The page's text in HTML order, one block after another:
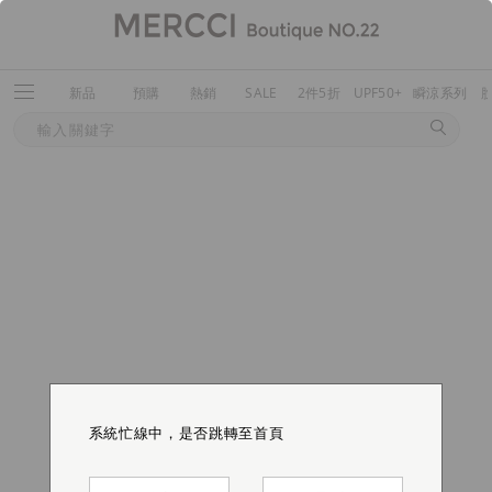
新品 預購 熱銷 SALE 2件5折 UPF50+ 瞬涼系列
系統忙線中，是否跳轉至首頁
系統忙線中，是否跳轉至首頁
系統忙線中，是否跳轉至首頁
系統忙線中，是否跳轉至首頁
系統忙線中，是否跳轉至首頁